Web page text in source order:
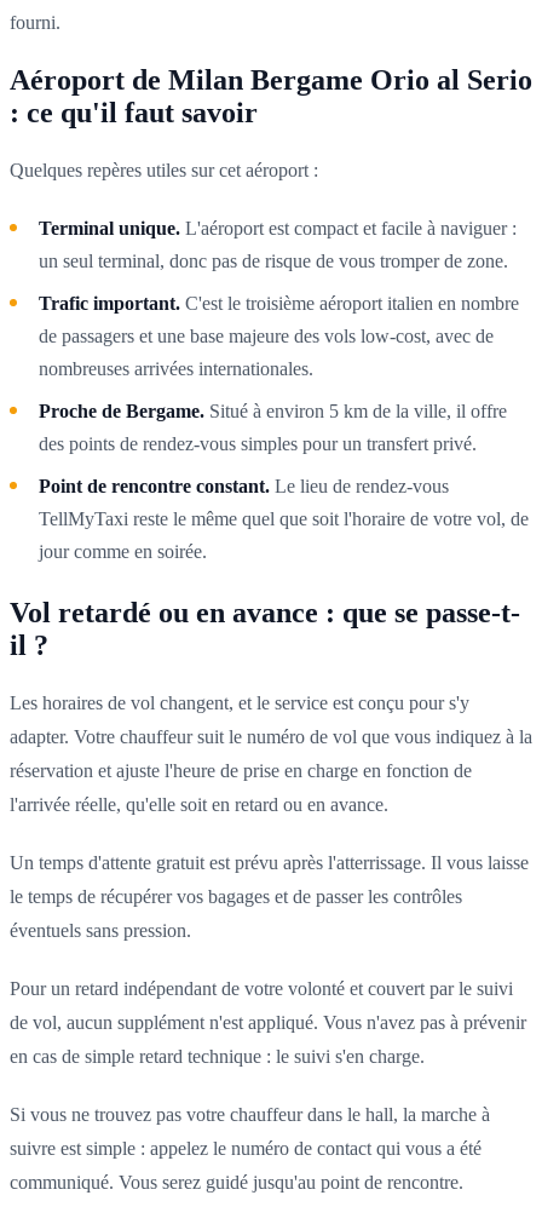
fourni.
Aéroport de Milan Bergame Orio al Serio
: ce qu'il faut savoir
Quelques repères utiles sur cet aéroport :
Terminal unique. L'aéroport est compact et facile à naviguer :
un seul terminal, donc pas de risque de vous tromper de zone.
Trafic important. C'est le troisième aéroport italien en nombre
de passagers et une base majeure des vols low-cost, avec de
nombreuses arrivées internationales.
Proche de Bergame. Situé à environ 5 km de la ville, il offre
des points de rendez-vous simples pour un transfert privé.
Point de rencontre constant. Le lieu de rendez-vous
TellMyTaxi reste le même quel que soit l'horaire de votre vol, de
jour comme en soirée.
Vol retardé ou en avance : que se passe-t-
il ?
Les horaires de vol changent, et le service est conçu pour s'y
adapter. Votre chauffeur suit le numéro de vol que vous indiquez à la
réservation et ajuste l'heure de prise en charge en fonction de
l'arrivée réelle, qu'elle soit en retard ou en avance.
Un temps d'attente gratuit est prévu après l'atterrissage. Il vous laisse
le temps de récupérer vos bagages et de passer les contrôles
éventuels sans pression.
Pour un retard indépendant de votre volonté et couvert par le suivi
de vol, aucun supplément n'est appliqué. Vous n'avez pas à prévenir
en cas de simple retard technique : le suivi s'en charge.
Si vous ne trouvez pas votre chauffeur dans le hall, la marche à
suivre est simple : appelez le numéro de contact qui vous a été
communiqué. Vous serez guidé jusqu'au point de rencontre.